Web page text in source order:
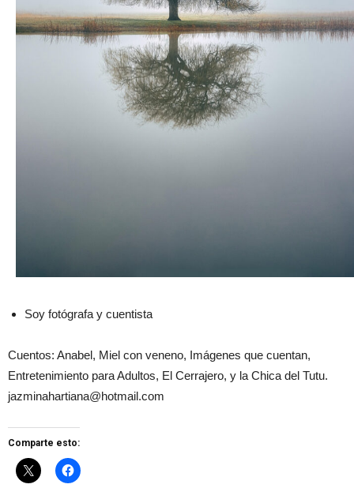
Soy fotógrafa y cuentista
Cuentos: Anabel, Miel con veneno, Imágenes que cuentan,
Entretenimiento para Adultos, El Cerrajero, y la Chica del Tutu.
jazminahartiana@hotmail.com
Comparte esto: